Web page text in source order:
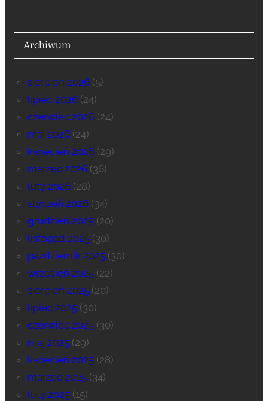
Archiwum
sierpień 2026(5)
lipiec 2026(24)
czerwiec 2026(24)
maj 2026(24)
kwiecień 2026(29)
marzec 2026(36)
luty 2026(28)
styczeń 2026(34)
grudzień 2025(20)
listopad 2025(30)
październik 2025(30)
wrzesień 2025(22)
sierpień 2025(20)
lipiec 2025(30)
czerwiec 2025(30)
maj 2025(29)
kwiecień 2025(28)
marzec 2025(34)
luty 2025(15)